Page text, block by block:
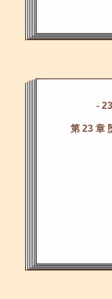
-
第 23 章